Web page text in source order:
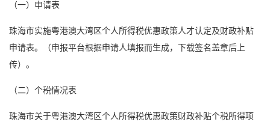
（一）申请表
珠海市实施粤港澳大湾区个人所得税优惠政策人才认定及财政补贴
申请表。（申报平台根据申请人填报而生成，下载签名盖章后上
传）。
（二）个税情况表
珠海市关于粤港澳大湾区个人所得税优惠政策财政补贴个税所得项